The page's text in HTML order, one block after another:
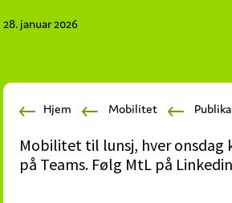
planlegger,
kollektivtrafikk-
mobilitetstjenester
28. januar 2026
Hjem Mobilitet
Mobilitet til lunsj, hver onsdag
på Teams. Følg MtL på